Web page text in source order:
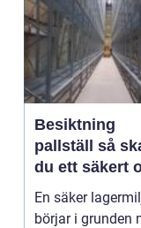
Besiktning
pallställ så skapar
du ett säkert
effektivt lager
En säker
börjar i grunden